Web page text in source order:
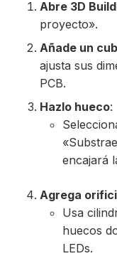
Abre 3D
proyecto».
Añade un
ajusta sus
PCB.
Hazlo hueco:
encajará
Agrega
Usa
huecos
LEDs.